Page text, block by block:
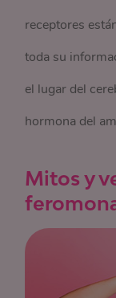
receptores
toda su
el lugar del
hormona del
Mitos y